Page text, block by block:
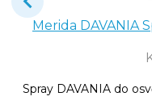
Merida DAVANIA
Spray DAVANIA do